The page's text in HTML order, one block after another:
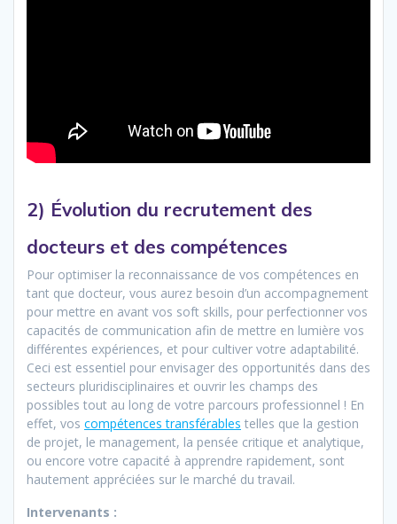
2) Évolution du recrutement des
docteurs et des compétences
Pour optimiser la reconnaissance de vos compétences en
tant que docteur, vous aurez besoin d’un accompagnement
pour mettre en avant vos soft skills, pour perfectionner vos
capacités de communication afin de mettre en lumière vos
différentes expériences, et pour cultiver votre adaptabilité.
Ceci est essentiel pour envisager des opportunités dans des
secteurs pluridisciplinaires et ouvrir les champs des
possibles tout au long de votre parcours professionnel ! En
effet, vos compétences transférables telles que la gestion
de projet, le management, la pensée critique et analytique,
ou encore votre capacité à apprendre rapidement, sont
hautement appréciées sur le marché du travail.
Intervenants :